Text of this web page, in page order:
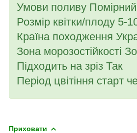
Умови поливу Помірний
Розмір квітки/плоду 5-
Країна походження
Зона морозостійкості
Підходить на зріз Так
Період цвітіння старт
Приховати